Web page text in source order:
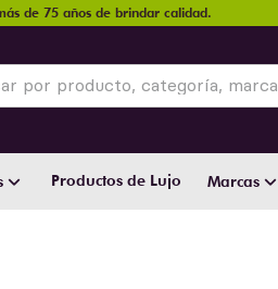
de 75 años de brindar calidad.
producto, categoría, marca y más
Productos de Lujo Marcas